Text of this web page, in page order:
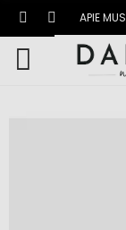
APIE MUS